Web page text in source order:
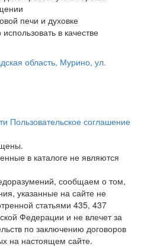
печи и духовке
в качестве
область, Мурино, ул.
Пользовательское соглашение
в каталоге не являются
сообщаем о том,
указанные на сайте не
статьями 435, 437
Федерации и не влечет за
по заключению договоров
на настоящем сайте.